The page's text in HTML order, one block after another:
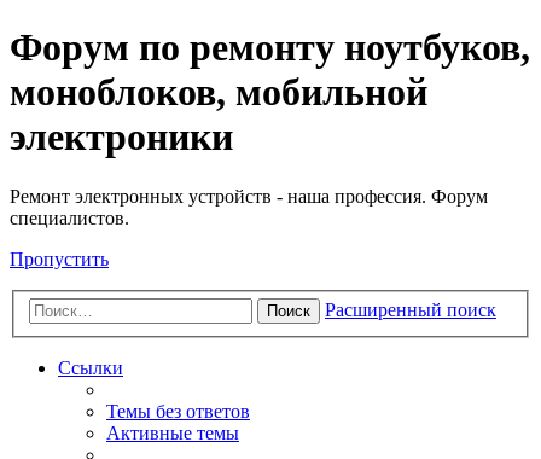
Регистрация
Форум по ремонту ноутбуков,
моноблоков, мобильной
электроники
Ремонт электронных устройств - наша профессия. Форум
специалистов.
Пропустить
Поиск Расширенный поиск
Ссылки
Темы без ответов
Активные темы